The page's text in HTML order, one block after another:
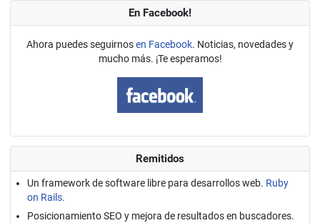
En Facebook!
Ahora puedes seguirnosen Facebook. Noticias, novedades y
mucho más. ¡Te esperamos!
Remitidos
Un framework de software libre para desarrollos web. Ruby
on Rails.
Posicionamiento SEO y mejora de resultados en buscadores.